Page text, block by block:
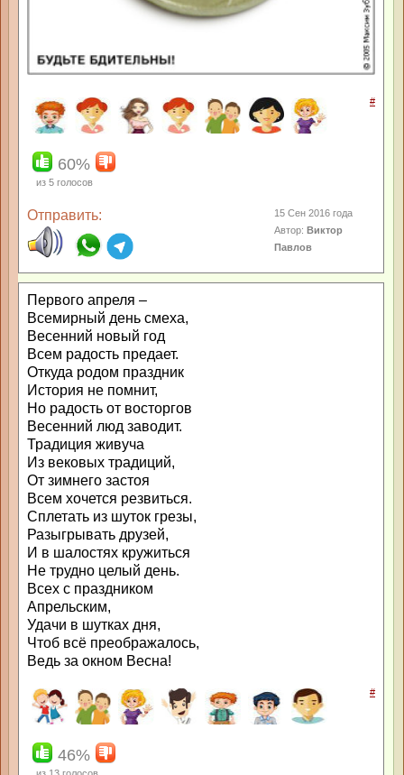
#
60%
из 5 голосов
Отправить:
15 Сен 2016 года
Автор:Виктор
Павлов
Первого апреля –
Всемирный день смеха,
Весенний новый год
Всем радость предает.
Откуда родом праздник
История не помнит,
Но радость от восторгов
Весенний люд заводит.
Традиция живуча
Из вековых традиций,
От зимнего застоя
Всем хочется резвиться.
Сплетать из шуток грезы,
Разыгрывать друзей,
И в шалостях кружиться
Не трудно целый день.
Всех с праздником
Апрельским,
Удачи в шутках дня,
Чтоб всё преображалось,
Ведь за окном Весна!
#
46%